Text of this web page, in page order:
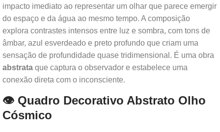
impacto imediato ao representar um olhar que parece emergir
do espaço e da água ao mesmo tempo. A composição
explora contrastes intensos entre luz e sombra, com tons de
âmbar, azul esverdeado e preto profundo que criam uma
sensação de profundidade quase tridimensional. É uma obra
abstrata que captura o observador e estabelece uma
conexão direta com o inconsciente.
👁️ Quadro Decorativo Abstrato Olho
Cósmico